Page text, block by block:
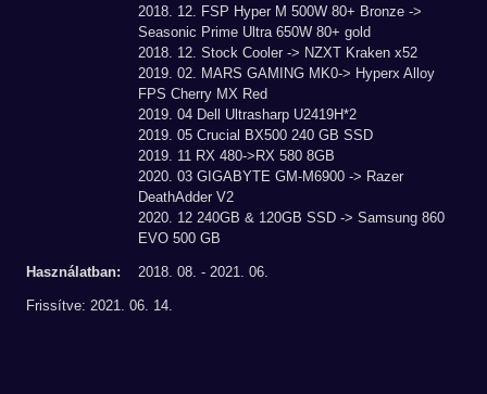
2018. 12. FSP Hyper M 500W 80+ Bronze ->
Seasonic Prime Ultra 650W 80+ gold
2018. 12. Stock Cooler -> NZXT Kraken x52
2019. 02. MARS GAMING MK0-> Hyperx Alloy
FPS Cherry MX Red
2019. 04 Dell Ultrasharp U2419H*2
2019. 05 Crucial BX500 240 GB SSD
2019. 11 RX 480->RX 580 8GB
2020. 03 GIGABYTE GM-M6900 -> Razer
DeathAdder V2
2020. 12 240GB & 120GB SSD -> Samsung 860
EVO 500 GB
Használatban: 2018. 08. - 2021. 06.
Frissítve: 2021. 06. 14.